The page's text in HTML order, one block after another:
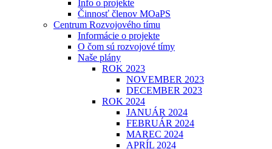
Info o projekte
Činnosť členov MOaPS
Centrum Rozvojového tímu
Informácie o projekte
O čom sú rozvojové tímy
Naše plány
ROK 2023
NOVEMBER 2023
DECEMBER 2023
ROK 2024
JANUÁR 2024
FEBRUÁR 2024
MAREC 2024
APRÍL 2024